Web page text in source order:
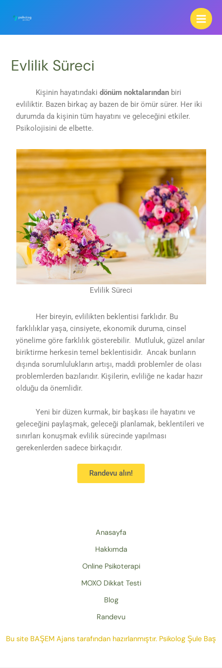
Evlilik Süreci
Kişinin hayatındaki dönüm noktalarından biri
evliliktir. Bazen birkaç ay bazen de bir ömür sürer. Her iki
durumda da kişinin tüm hayatını ve geleceğini etkiler.
Psikolojisini de elbette.
Evlilik Süreci
Her bireyin, evlilikten beklentisi farklıdır. Bu
farklılıklar yaşa, cinsiyete, ekonomik duruma, cinsel
yönelime göre farklılık gösterebilir. Mutluluk, güzel anılar
biriktirme herkesin temel beklentisidir. Ancak bunların
dışında sorumlulukların artışı, maddi problemler de olası
problemlerden bazılarıdır. Kişilerin, evliliğe ne kadar hazır
olduğu da önemlidir.
Yeni bir düzen kurmak, bir başkası ile hayatını ve
geleceğini paylaşmak, geleceği planlamak, beklentileri ve
sınırları konuşmak evlilik sürecinde yapılması
gerekenlerden sadece birkaçıdır.
Randevu alın!
Anasayfa
Hakkımda
Online Psikoterapi
MOXO Dikkat Testi
Blog
Randevu
Bu site BAŞEM Ajans tarafından hazırlanmıştır. Psikolog Şule Baş